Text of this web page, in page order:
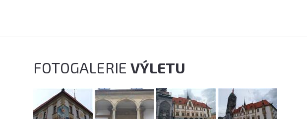
FOTOGALERIEVÝLETU